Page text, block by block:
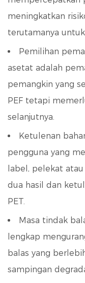
meningkatkan
terutamanya
Pemilihan
asetat adalah
pemangkin yang
PEF tetapi
selanjutnya.
Ketulenan
pengguna yang
label, pelekat
dua hasil dan
PET.
Masa tindak
lengkap
balas yang
sampingan